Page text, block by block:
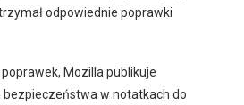
odpowiednie poprawki
Mozilla publikuje
w notatkach do